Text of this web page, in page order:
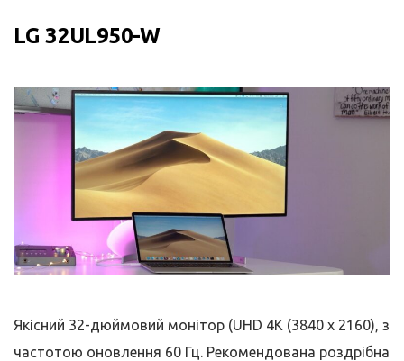
LG 32UL950-W
Якісний 32-дюймовий монітор (UHD 4K (3840 x 2160), з
частотою оновлення 60 Гц. Рекомендована роздрібна